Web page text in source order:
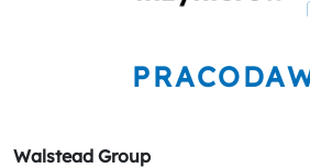
Walstead Group